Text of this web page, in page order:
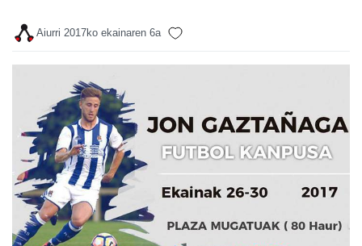
Aiurri 2017ko ekainaren 6a